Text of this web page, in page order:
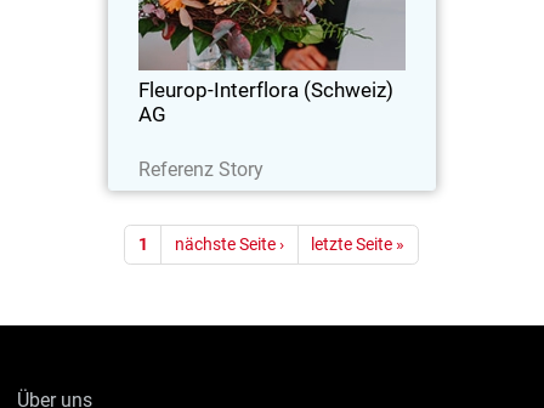
Fleurop-Interflora (Schweiz)
AG
Referenz Story
schnellen Übergang zum
dezentralisierten Arbeiten und einem
unterbrechungsfreien
Geschäftsbetrieb.
Seitennummerierung
1 nächste Seite › letzte Seite »
Über uns